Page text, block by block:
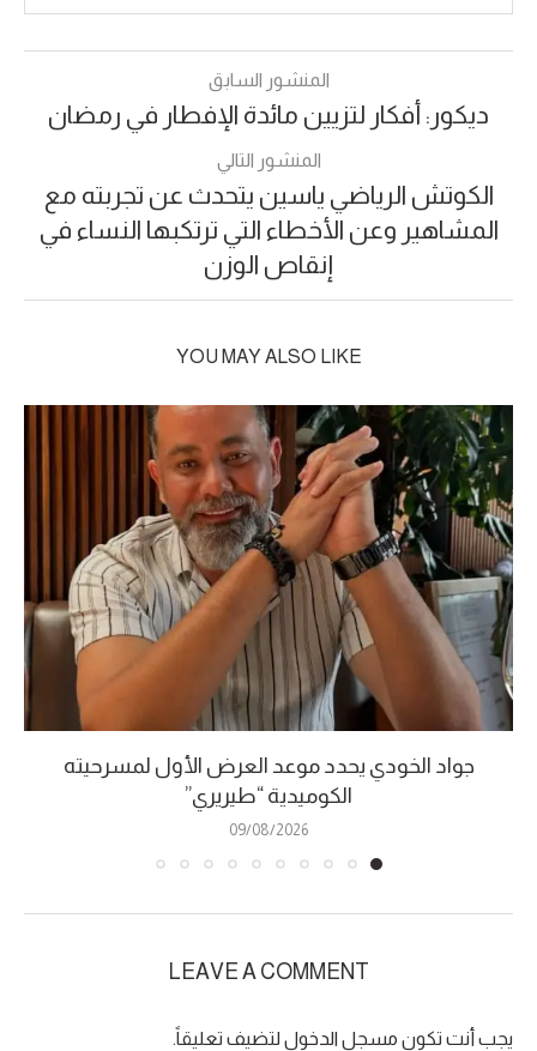
المنشور السابق
ديكور: أفكار لتزيين مائدة الإفطار في رمضان
المنشور التالي
الكوتش الرياضي ياسين يتحدث عن تجربته مع
المشاهير وعن الأخطاء التي ترتكبها النساء في
إنقاص الوزن
YOU MAY ALSO LIKE
جواد الخودي يحدد موعد العرض الأول لمسرحيته
الكوميدية “طيريري”
09/08/2026
LEAVE A COMMENT
يجب أنت تكون مسجل الدخول لتضيف تعليقاً.